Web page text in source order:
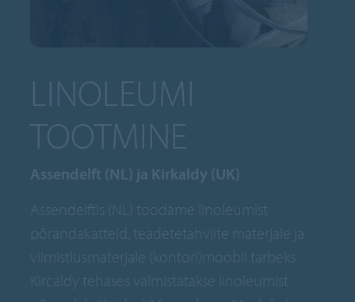
LINOLEUMI
TOOTMINE
Assendelft (NL) ja Kirkaldy (UK)
Assendelftis (NL) toodame linoleumist
põrandakatteid, teadetetahvlite materjale ja
viimistlusmaterjale (kontori)mööbli tarbeks
Kircaldy tehases valmistatakse linoleumist